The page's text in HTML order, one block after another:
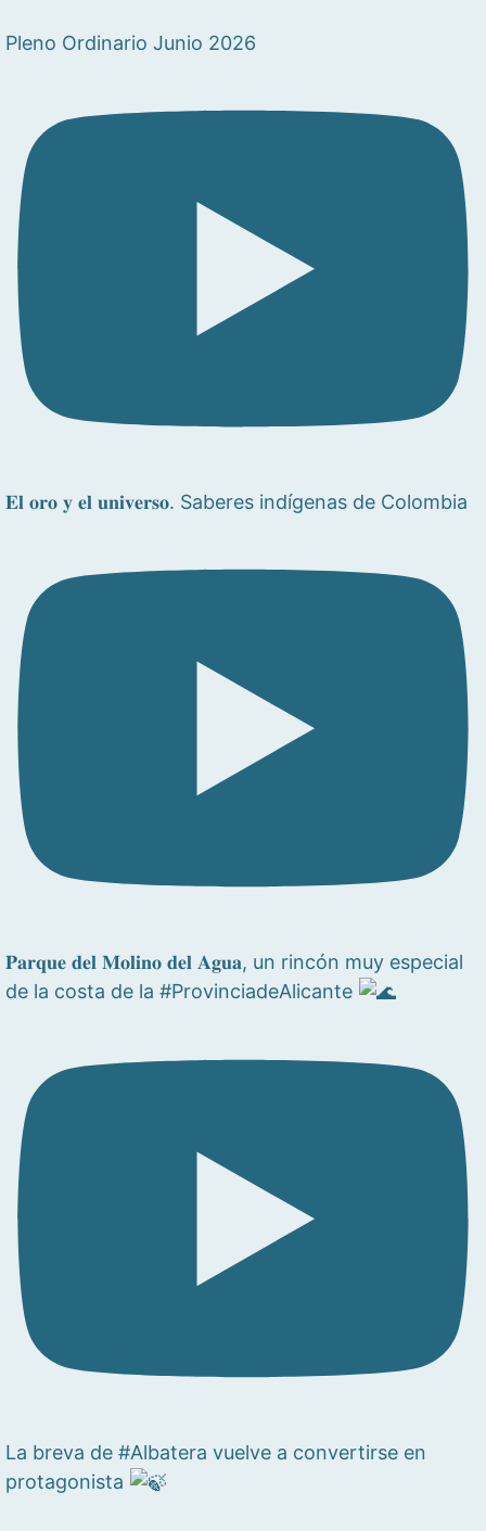
Pleno Ordinario Junio 2026
𝐄𝐥 𝐨𝐫𝐨 𝐲 𝐞𝐥 𝐮𝐧𝐢𝐯𝐞𝐫𝐬𝐨. Saberes indígenas de Colombia
𝐏𝐚𝐫𝐪𝐮𝐞 𝐝𝐞𝐥 𝐌𝐨𝐥𝐢𝐧𝐨 𝐝𝐞𝐥 𝐀𝐠𝐮𝐚, un rincón muy especial
de la costa de la #ProvinciadeAlicante
La breva de #Albatera vuelve a convertirse en
protagonista